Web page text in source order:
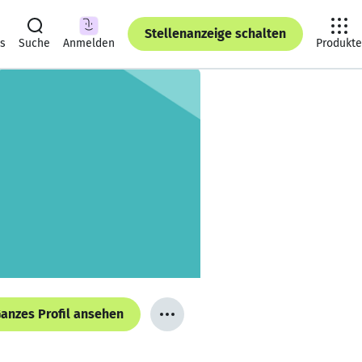
Suche Anmelden
Stellenanzeige schalten
Produkte
Profil ansehen